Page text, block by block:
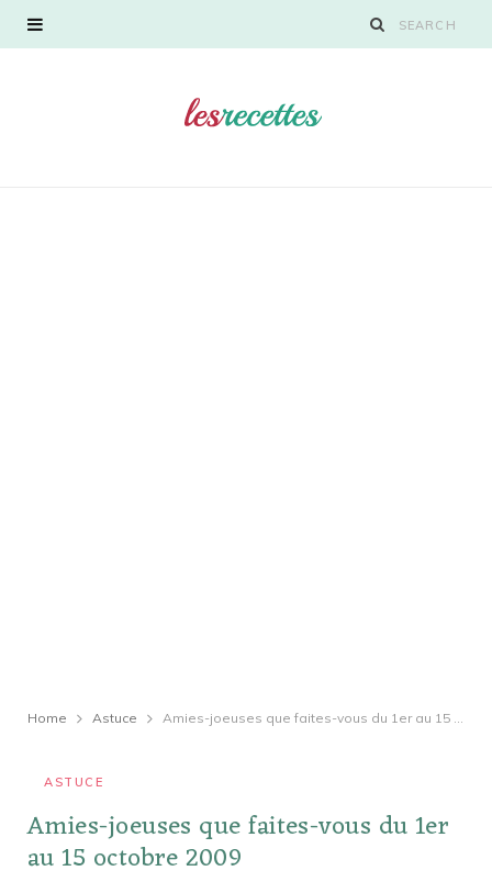
Home Astuce Amies-joeuses que faites-vous du 1er au 15 octobre 2009
ASTUCE
Amies-joeuses que faites-vous du 1er
au 15 octobre 2009